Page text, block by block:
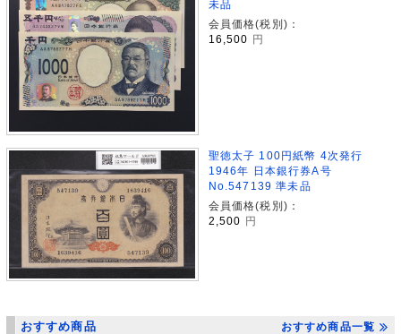
未品
会員価格(税別)：
16,500 円
聖徳太子 100円紙幣 4次発行
1946年 日本銀行券A号
No.547139 準未品
会員価格(税別)：
2,500 円
おすすめ商品 おすすめ商品一覧